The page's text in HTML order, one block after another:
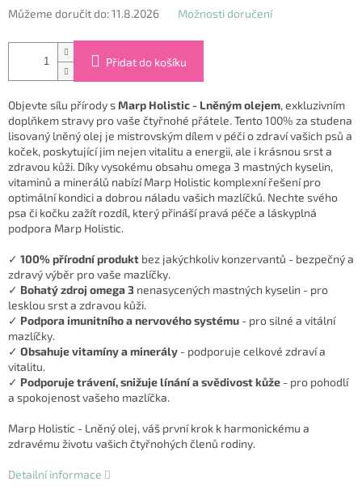
Můžeme doručit do:11.8.2026 Možnosti doručení
Přidat do košíku
Objevte sílu přírody sMarp Holistic - Lněným olejem, exkluzivním
doplňkem stravy pro vaše čtyřnohé přátele. Tento 100% za studena
lisovaný lněný olej je mistrovským dílem v péči o zdraví vašich psů a
koček, poskytující jim nejen vitalitu a energii, ale i krásnou srst a
zdravou kůži. Díky vysokému obsahu omega 3 mastných kyselin,
vitaminů a minerálů nabízí Marp Holistic komplexní řešení pro
optimální kondici a dobrou náladu vašich mazlíčků. Nechte svého
psa či kočku zažít rozdíl, který přináší pravá péče a láskyplná
podpora Marp Holistic.
✓ 100% přírodní produkt bez jakýchkoliv konzervantů - bezpečný a
zdravý výběr pro vaše mazlíčky.
✓ Bohatý zdroj omega 3 nenasycených mastných kyselin - pro
lesklou srst a zdravou kůži.
✓ Podpora imunitního a nervového systému - pro silné a vitální
mazlíčky.
✓ Obsahuje vitamíny a minerály - podporuje celkové zdraví a
vitalitu.
✓ Podporuje trávení, snižuje línání a svědivost kůže - pro pohodlí
a spokojenost vašeho mazlíčka.
Marp Holistic - Lněný olej, váš první krok k harmonickému a
zdravému životu vašich čtyřnohých členů rodiny.
Detailní informace